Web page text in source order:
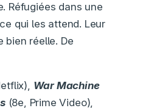
Réfugiées dans une
qui les attend. Leur
bien réelle. De
War Machine
(8e, Prime Video),